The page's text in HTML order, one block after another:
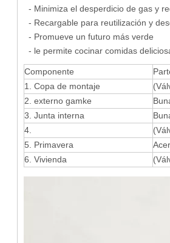
- Minimiza el desperdicio de gas y
- Recargable para reutilización y
- Promueve un futuro más verde
- le permite cocinar comidas
Componente
1. Copa de montaje
2. externo gamke
3. Junta interna
4.
5. Primavera
6. Vivienda